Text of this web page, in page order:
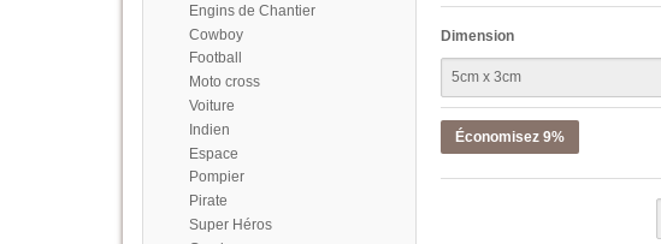
Engins de Chantier
Cowboy
Football
Moto cross
Voiture
Indien
Espace
Pompier
Pirate
Super Héros
Dimension
Économisez 9%